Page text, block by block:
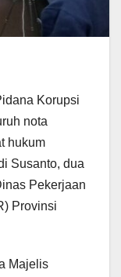
Korupsi
nota
hukum
Susanto, dua
Pekerjaan
Provinsi
Majelis